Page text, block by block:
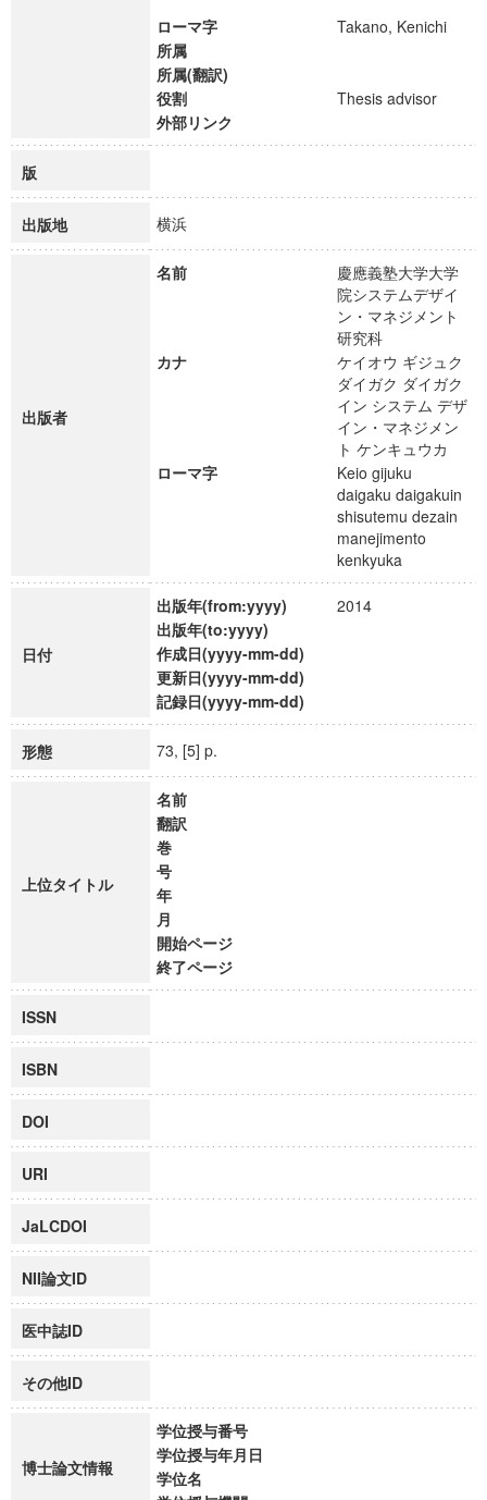
ローマ字
Takano, Kenichi
所属
所属(翻訳)
役割
Thesis advisor
外部リンク
版
出版地 横浜
出版者
名前
慶應義塾大学大学
院システムデザイ
ン・マネジメント
研究科
カナ
ケイオウ ギジュク
ダイガク ダイガク
イン システム デザ
イン・マネジメン
ト ケンキュウカ
ローマ字
Keio gijuku
daigaku daigakuin
shisutemu dezain
manejimento
kenkyuka
日付
出版年(from:yyyy)
2014
出版年(to:yyyy)
作成日(yyyy-mm-dd)
更新日(yyyy-mm-dd)
記録日(yyyy-mm-dd)
形態 73, [5] p.
上位タイトル
名前
翻訳
巻
号
年
月
開始ページ
終了ページ
ISSN
ISBN
DOI
URI
JaLCDOI
NII論文ID
医中誌ID
その他ID
博士論文情報
学位授与番号
学位授与年月日
学位名